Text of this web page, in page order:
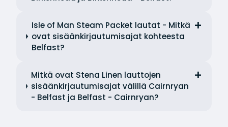
Isle of Man Steam Packet lautat - Mitkä
ovat sisäänkirjautumisajat kohteesta
Belfast?
Mitkä ovat Stena Linen lauttojen
sisäänkirjautumisajat välillä Cairnryan
- Belfast ja Belfast - Cairnryan?